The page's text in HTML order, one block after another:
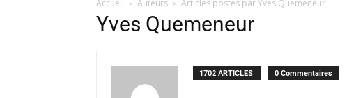
Accueil Auteurs Articles postés par Yves Quemeneur
Yves Quemeneur
1702 ARTICLES 0 Commentaires